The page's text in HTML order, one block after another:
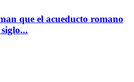
que el acueducto romano